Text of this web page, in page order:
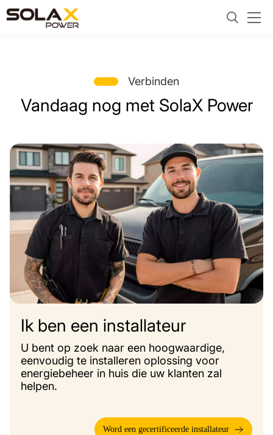
Verbinden
Vandaag nog met SolaX Power
Ik ben een installateur
U bent op zoek naar een hoogwaardige,
eenvoudig te installeren oplossing voor
energiebeheer in huis die uw klanten zal
helpen.
Word een gecertificeerde installateur